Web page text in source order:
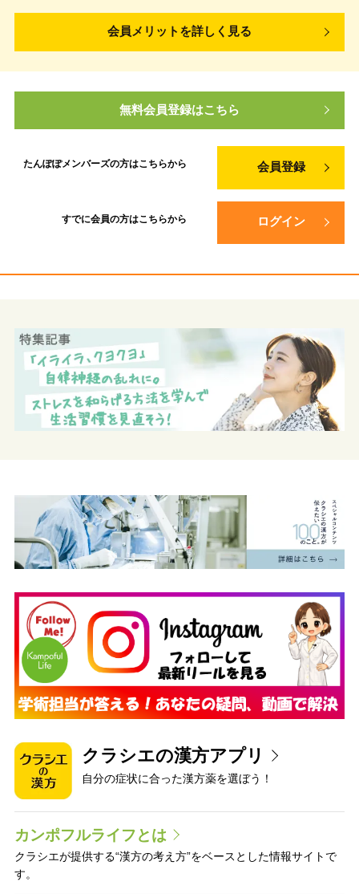
会員メリットを詳しく見る
無料会員登録はこちら
たんぽぽメンバーズの方はこちらから 会員登録
すでに会員の方はこちらから ログイン
クラシエの漢方アプリ
自分の症状に合った漢方薬を選ぼう！
カンポフルライフとは
クラシエが提供する“漢方の考え方”をベースとした情報サイトで
す。